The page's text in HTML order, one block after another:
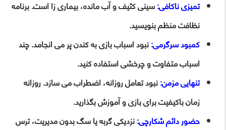
تمیزی ناکافی:سینی کثیف و آب مانده، بیماری زا است. برنامه
نظافت منظم بنویسید.
کمبود سرگرمی:نبود اسباب بازی به کندن پر می انجامد. چند
اسباب متفاوت و چرخشی استفاده کنید.
تنهایی مزمن:نبود تعامل روزانه، اضطراب می سازد. روزانه
زمان باکیفیت برای بازی و آموزش بگذارید.
حضور دائم شکارچی:نزدیکی گربه یا سگ بدون مدیریت، ترس